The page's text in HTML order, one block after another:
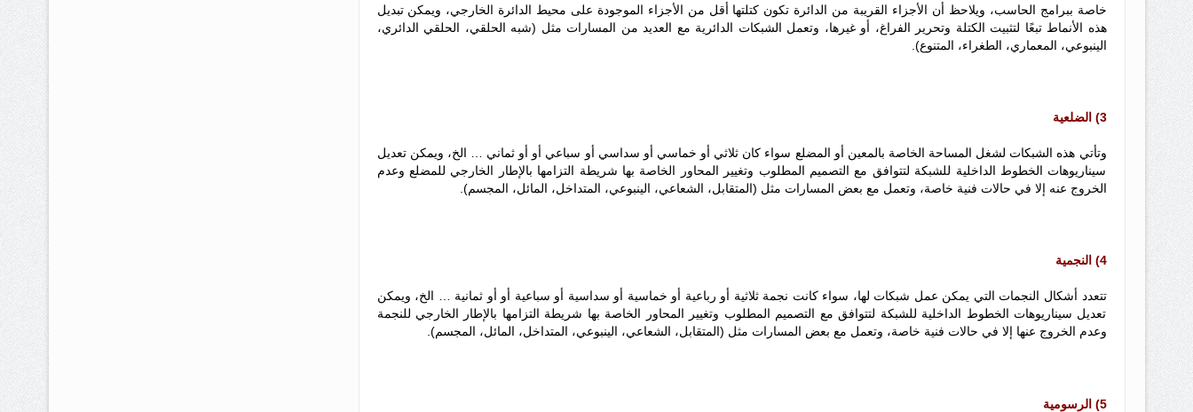
خاصة ببرامج الحاسب، ويلاحظ أن الأجزاء القريبة من الدائرة تكون كتلتها أقل من الأجزاء الموجودة على محيط الدائرة الخارجي، ويمكن تبديل
هذه الأنماط تبعًا لتثبيت الكتلة وتحرير الفراغ، أو غيرها، وتعمل الشبكات الدائرية مع العديد من المسارات مثل (شبه الحلقي، الحلقي الدائري،
الينبوعي، المعماري، الطغراء، المتنوع).
3) الضلعية
وتأتي هذه الشبكات لشغل المساحة الخاصة بالمعين أو المضلع سواء كان ثلاثي أو خماسي أو سداسي أو سباعي أو أو ثماني … الخ، ويمكن تعديل
سيناريوهات الخطوط الداخلية للشبكة لتتوافق مع التصميم المطلوب وتغيير المحاور الخاصة بها شريطة التزامها بالإطار الخارجي للمضلع وعدم
الخروج عنه إلا في حالات فنية خاصة، وتعمل مع بعض المسارات مثل (المتقابل، الشعاعي، الينبوعي، المتداخل، المائل، المجسم).
4) النجمية
تتعدد أشكال النجمات التي يمكن عمل شبكات لها، سواء كانت نجمة ثلاثية أو رباعية أو خماسية أو سداسية أو سباعية أو أو ثمانية … الخ، ويمكن
تعديل سيناريوهات الخطوط الداخلية للشبكة لتتوافق مع التصميم المطلوب وتغيير المحاور الخاصة بها شريطة التزامها بالإطار الخارجي للنجمة
وعدم الخروج عنها إلا في حالات فنية خاصة، وتعمل مع بعض المسارات مثل (المتقابل، الشعاعي، الينبوعي، المتداخل، المائل، المجسم).
5) الرسومية